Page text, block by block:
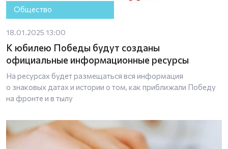
Общество
18.01.2025 13:00
К юбилею Победы будут созданы
официальные информационные ресурсы
На ресурсах будет размещаться вся информация
о знаковых датах и истории о том, как приближали Победу
на фронте и в тылу